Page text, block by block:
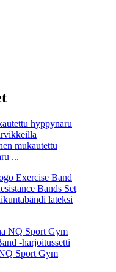
mukautettu
...
lateksi
Sport Gym